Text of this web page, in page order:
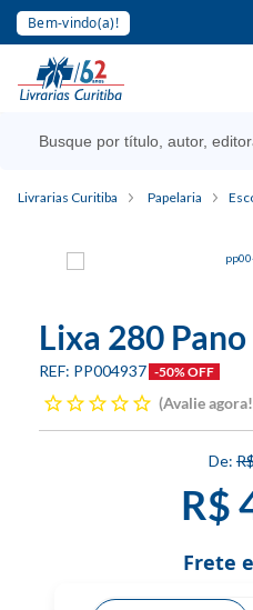
Bem-vindo(a)!
Livrarias Curitiba Papelaria
Lixa 280
PP004937 -50% OFF
Avalie agora!
R$
Frete